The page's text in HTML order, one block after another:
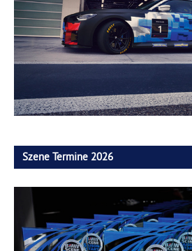
Szene Termine 2026